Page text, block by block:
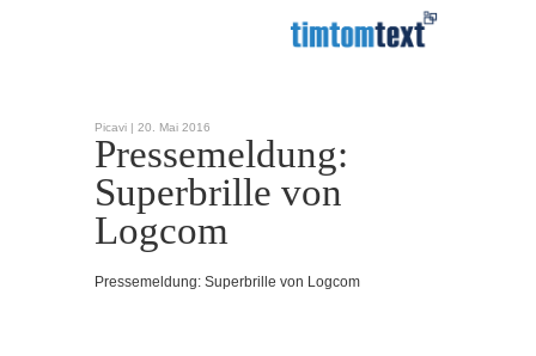
Picavi | 20. Mai 2016
Pressemeldung:
Superbrille von
Logcom
Pressemeldung: Superbrille von Logcom